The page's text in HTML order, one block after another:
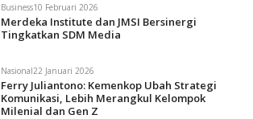
Business10 Februari 2026
Merdeka Institute dan JMSI Bersinergi
Tingkatkan SDM Media
Nasional22 Januari 2026
Ferry Juliantono: Kemenkop Ubah Strategi
Komunikasi, Lebih Merangkul Kelompok
Milenial dan Gen Z